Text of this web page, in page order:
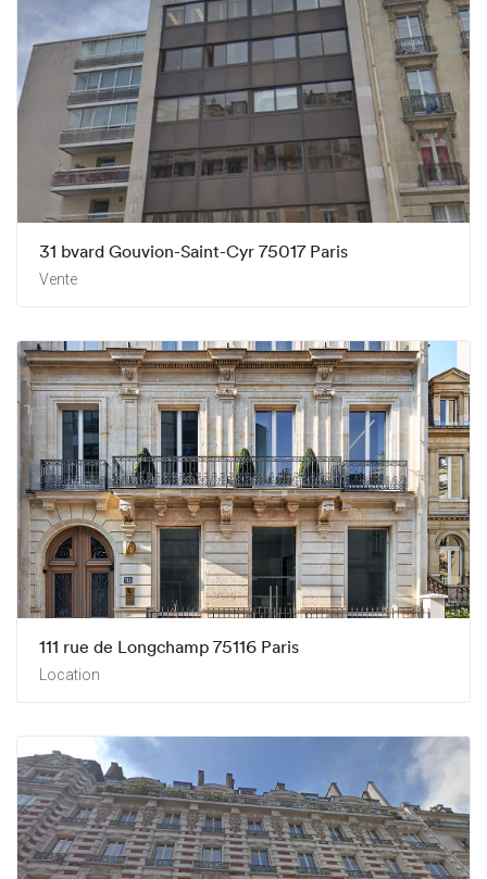
31 bvard Gouvion-Saint-Cyr 75017 Paris
Vente
111 rue de Longchamp 75116 Paris
Location